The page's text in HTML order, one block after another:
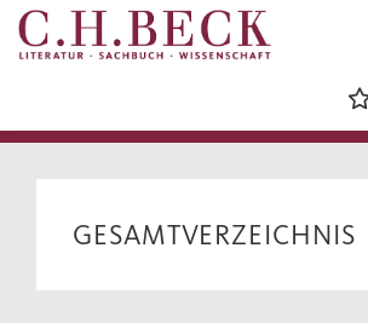
GESAMTVERZEICHNIS